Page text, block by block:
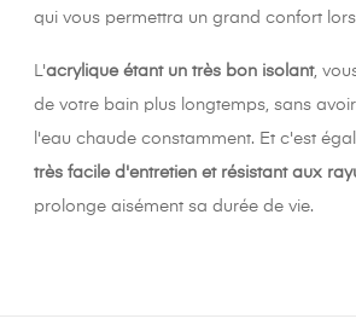
qui vous permettra un grand confort
L'acrylique étant un très bon isolant,
de votre bain plus longtemps, sans
l'eau chaude constamment. Et c'est
très facile d'entretien et résistant aux
prolonge aisément sa durée de vie.